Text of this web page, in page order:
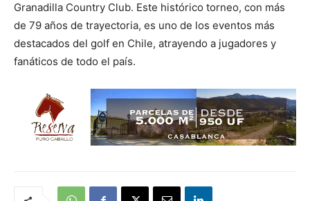
Granadilla Country Club. Este histórico torneo, con más
de 79 años de trayectoria, es uno de los eventos más
destacados del golf en Chile, atrayendo a jugadores y
fanáticos de todo el país.